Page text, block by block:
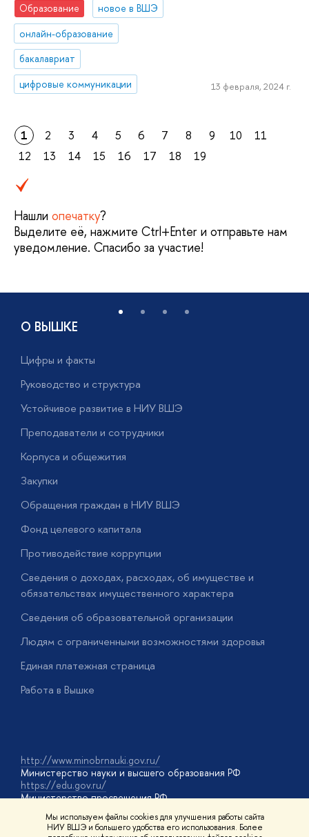
Мы используем файлы cookies для улучшения работы сайта
НИУ ВШЭ и большего удобства его использования. Более
Образование
новое в ВШЭ
онлайн-образование
бакалавриат
цифровые коммуникации
13 февраля, 2024 г.
1 2 3 4 5 6 7 8 9 10
11
12
13 14 15 16 17 18 19
Нашли опечатку?
Выделите её, нажмите Ctrl+Enter и отправьте нам
уведомление. Спасибо за участие!
О ВЫШКЕ
Цифры и факты
Руководство и структура
Устойчивое развитие в НИУ ВШЭ
Преподаватели и сотрудники
Корпуса и общежития
Закупки
Обращения граждан в НИУ ВШЭ
Фонд целевого капитала
Противодействие коррупции
Сведения о доходах, расходах, об имуществе и
обязательствах имущественного характера
Сведения об образовательной организации
Людям с ограниченными возможностями здоровья
Единая платежная страница
Работа в Вышке
http://www.minobrnauki.gov.ru/
Министерство науки и высшего образования РФ
https://edu.gov.ru/
Министерство просвещения РФ
https://elearning.hse.ru/mooc
Массовые открытые онлайн-курсы